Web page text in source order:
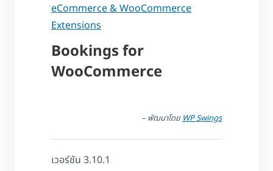
eCommerce & WooCommerce
Extensions
Bookings for
WooCommerce
– พัฒนาโดยWP Swings
เวอร์ชัน 3.10.1